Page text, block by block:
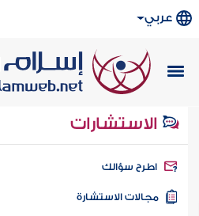
عربي
الاستشارات
سؤالك